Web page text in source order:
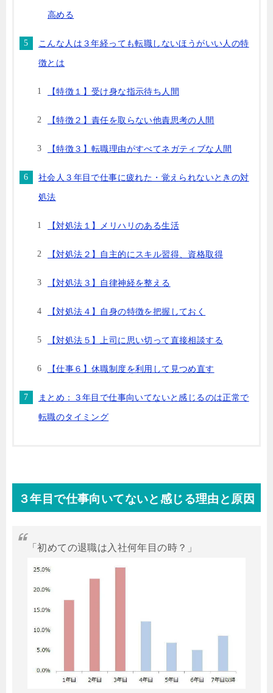
高める
こんな人は３年経っても転職しないほうがいい人の特
徴とは
【特徴１】受け身な指示待ち人間
【特徴２】責任を取らない他責思考の人間
【特徴３】転職理由がすべてネガティブな人間
社会人３年目で仕事に疲れた・覚えられないときの対
処法
【対処法１】メリハリのある生活
【対処法２】自主的にスキル習得、資格取得
【対処法３】自律神経を整える
【対処法４】自身の特徴を把握しておく
【対処法５】上司に思い切って直接相談する
【仕事６】休職制度を利用して見つめ直す
まとめ：３年目で仕事向いてないと感じるのは正常で
転職のタイミング
３年目で仕事向いてないと感じる理由と原因
「初めての退職は入社何年目の時？」